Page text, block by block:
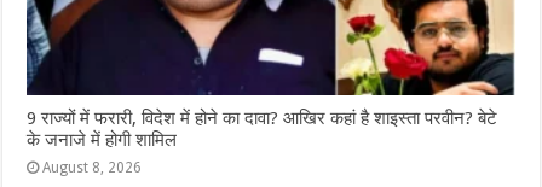
9 राज्‍यों में फरारी, व‍िदेश में होने का दावा? आख‍िर कहां है शाइस्‍ता परवीन? बेटे
के जनाजे में होगी शामिल
August 8, 2026